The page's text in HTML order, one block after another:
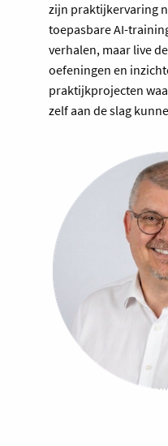
zijn praktijkervaring
toepasbare AI-
verhalen, maar live
oefeningen en
praktijkprojecten
zelf aan de slag